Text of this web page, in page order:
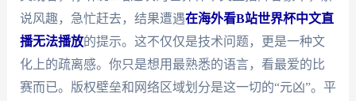
说风趣，急忙赶去，结果遭遇在海外看B站世界杯中文直
播无法播放的提示。这不仅仅是技术问题，更是一种文
化上的疏离感。你只是想用最熟悉的语言，看最爱的比
赛而已。版权壁垒和网络区域划分是这一切的“元凶”。平